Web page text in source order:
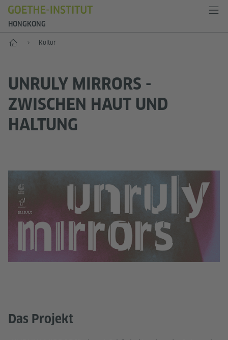
HONGKONG
Start Kultur
UNRULY MIRRORS -
ZWISCHEN HAUT UND
HALTUNG
Das Projekt